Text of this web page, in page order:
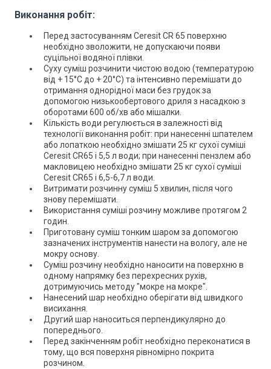
Виконання робіт:
Перед застосуванням Ceresit CR 65 поверхню
необхідно зволожити, не допускаючи появи
суцільної водяної плівки.
Суху суміш розчинити чистою водою (температурою
від + 15°С до + 20°С) та інтенсивно перемішати до
отримання однорідної маси без грудок за
допомогою низькообертового дриля з насадкою з
оборотами 600 об/хв або мішалки.
Кількість води регулюється в залежності від
технології виконання робіт: при нанесенні шпателем
або лопаткою необхідно змішати 25 кг сухої суміші
Ceresit CR65 і 5,5 л води; при нанесенні пензлем або
макловицею необхідно змішати 25 кг сухої суміші
Ceresit CR65 і 6,5-6,7 л води.
Витримати розчинну суміш 5 хвилин, після чого
знову перемішати.
Використання суміші розчину можливе протягом 2
годин.
Приготовану суміш тонким шаром за допомогою
зазначених інструментів нанести на вологу, але не
мокру основу.
Суміш розчину необхідно наносити на поверхню в
одному напрямку без перехресних рухів,
дотримуючись методу "мокре на мокре".
Нанесений шар необхідно оберігати від швидкого
висихання.
Другий шар наноситься перпендикулярно до
попереднього.
Перед закінченням робіт необхідно переконатися в
тому, що вся поверхня рівномірно покрита
розчином.